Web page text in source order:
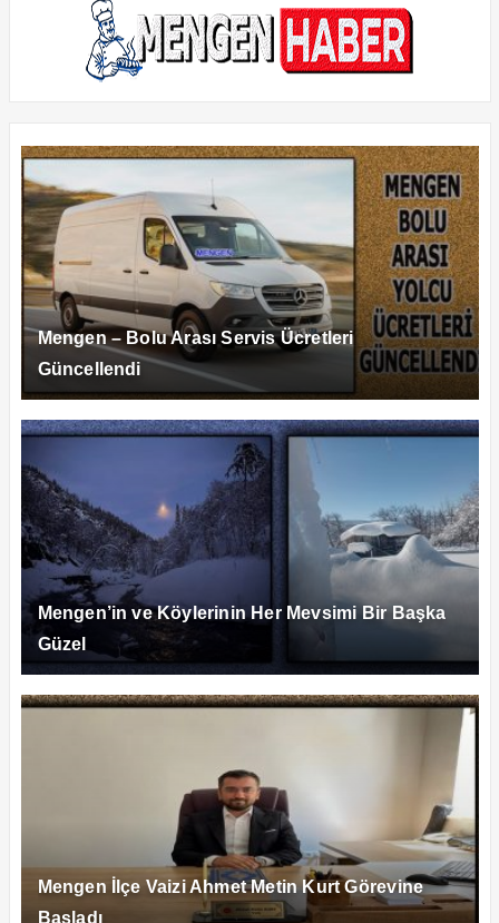
Mengen – Bolu Arası Servis Ücretleri
Güncellendi
Mengen’in ve Köylerinin Her Mevsimi Bir Başka
Güzel
Mengen İlçe Vaizi Ahmet Metin Kurt Görevine
Başladı